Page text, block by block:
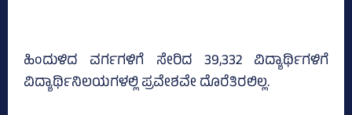
ಹಿಂದುಳಿದ ವರ್ಗಗಳಿಗೆ ಸೇರಿದ 39,332 ವಿದ್ಯಾರ್ಥಿಗಳಿಗೆ
ವಿದ್ಯಾರ್ಥಿನಿಲಯಗಳಲ್ಲಿ ಪ್ರವೇಶವೇ ದೊರೆತಿರಲಿಲ್ಲ.